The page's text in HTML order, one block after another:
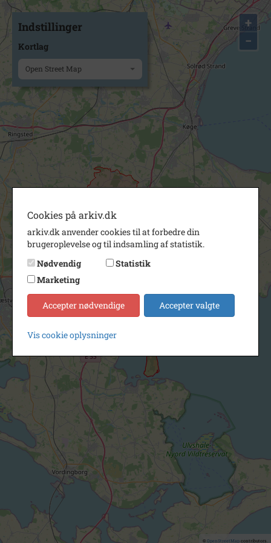
+
−
© OpenStreetMapcontributors.
Indstillinger
Kortlag
Open Street Map
Cookies på arkiv.dk
arkiv.dk anvender cookies til at forbedre din
brugeroplevelse og til indsamling af statistik.
Nødvendig
Statistik
Marketing
Accepter nødvendige Accepter valgte
Vis cookie oplysninger